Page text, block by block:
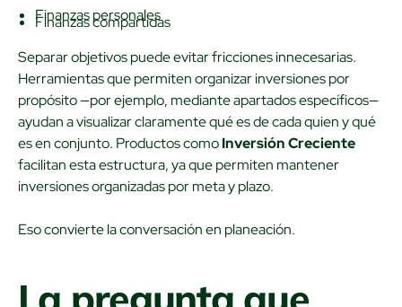
Finanzas personales
Finanzas compartidas
Separar objetivos puede evitar fricciones innecesarias.
Herramientas que permiten organizar inversiones por
propósito —por ejemplo, mediante apartados específicos—
ayudan a visualizar claramente qué es de cada quien y qué
es en conjunto. Productos comoInversión Creciente
facilitan esta estructura, ya que permiten mantener
inversiones organizadas por meta y plazo.
Eso convierte la conversación en planeación.